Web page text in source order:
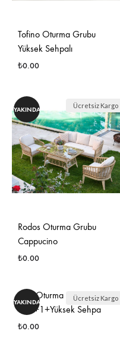
Tofino Oturma Grubu
Yüksek Sehpalı
₺0.00
YAKINDA Ücretsiz Kargo
Rodos Oturma Grubu
Cappucino
₺0.00
YAKINDA Ücretsiz Kargo
Efes Oturma Grubu
3+1+1+Yüksek Sehpa
₺0.00